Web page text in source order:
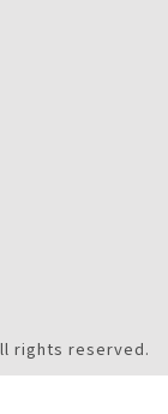
rights reserved.